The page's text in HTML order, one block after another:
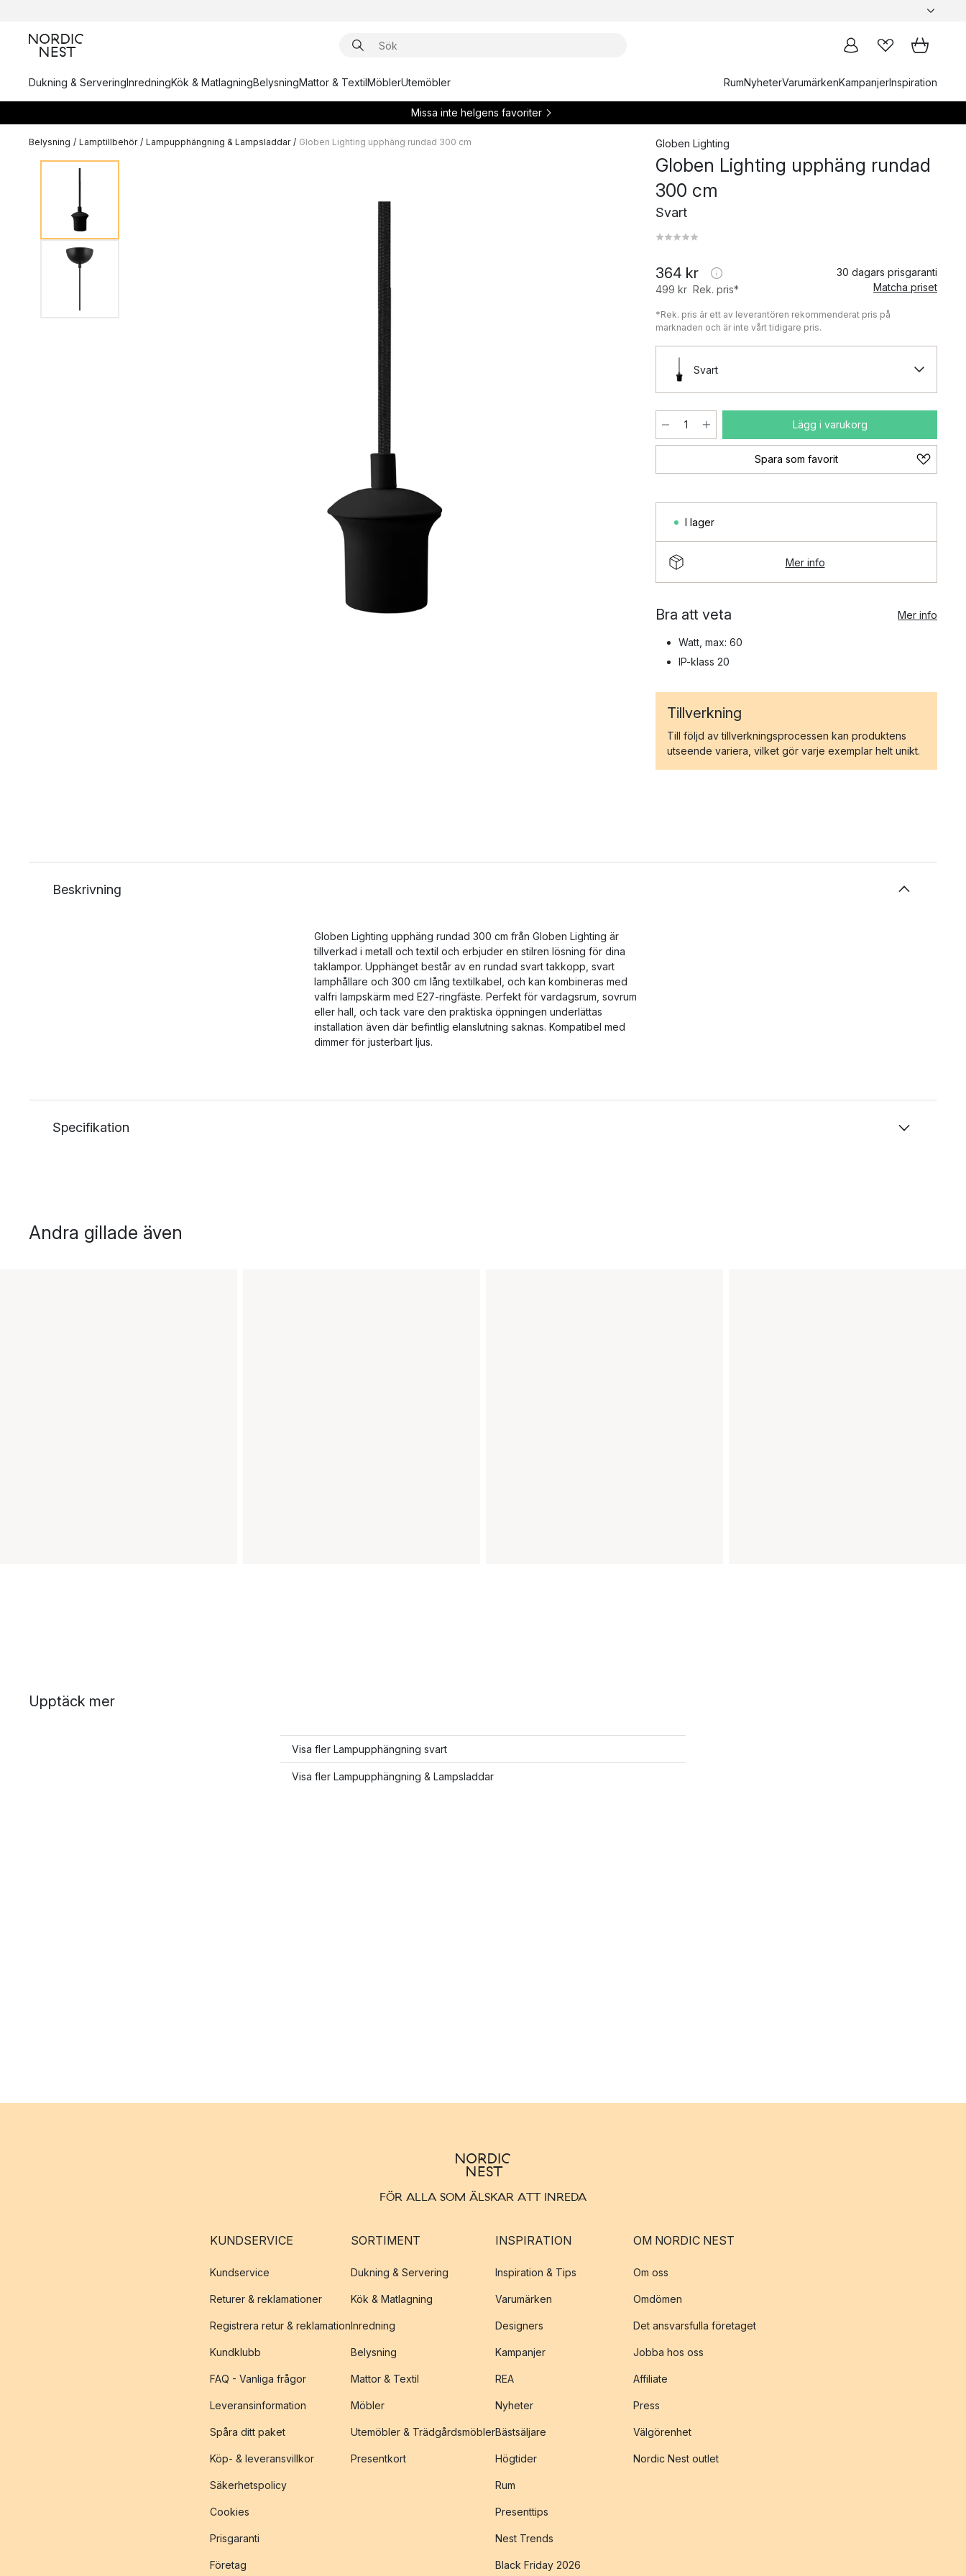
Dukning & ServeringInredningKök & MatlagningBelysningMattor & TextilMöblerUtemöbler RumNyheterVarumärkenKampanjerInspiration
Missa inte helgens favoriter
Belysning / Lamptillbehör / Lampupphängning & Lampsladdar / Globen Lighting upphäng rundad 300 cm Globen Lighting
Globen Lighting upphäng rundad
300 cm
Svart
364 kr
499 kr Rek. pris*
30 dagars prisgaranti
Matcha priset
*Rek. pris är ett av leverantören rekommenderat pris på
marknaden och är inte vårt tidigare pris.
Svart
Lägg i varukorg
Spara som favorit
I lager
Mer info
Bra att veta Mer info
Watt, max: 60
IP-klass 20
Tillverkning
Till följd av tillverkningsprocessen kan produktens
utseende variera, vilket gör varje exemplar helt unikt.
Beskrivning
Globen Lighting upphäng rundad 300 cm från Globen Lighting är
tillverkad i metall och textil och erbjuder en stilren lösning för dina
taklampor. Upphänget består av en rundad svart takkopp, svart
lamphållare och 300 cm lång textilkabel, och kan kombineras med
valfri lampskärm med E27-ringfäste. Perfekt för vardagsrum, sovrum
eller hall, och tack vare den praktiska öppningen underlättas
installation även där befintlig elanslutning saknas. Kompatibel med
dimmer för justerbart ljus.
Specifikation
Andra gillade även
Upptäck mer
Visa fler Lampupphängning svart
Visa fler Lampupphängning & Lampsladdar
FÖR ALLA SOM ÄLSKAR ATT INREDA
KUNDSERVICE
Kundservice
Returer & reklamationer
Registrera retur & reklamation
Kundklubb
FAQ - Vanliga frågor
Leveransinformation
Spåra ditt paket
Köp- & leveransvillkor
Säkerhetspolicy
Cookies
Prisgaranti
Företag
SORTIMENT
Dukning & Servering
Kök & Matlagning
Inredning
Belysning
Mattor & Textil
Möbler
Utemöbler & Trädgårdsmöbler
Presentkort
INSPIRATION
Inspiration & Tips
Varumärken
Designers
Kampanjer
REA
Nyheter
Bästsäljare
Högtider
Rum
Presenttips
Nest Trends
Black Friday 2026
OM NORDIC NEST
Om oss
Omdömen
Det ansvarsfulla företaget
Jobba hos oss
Affiliate
Press
Välgörenhet
Nordic Nest outlet